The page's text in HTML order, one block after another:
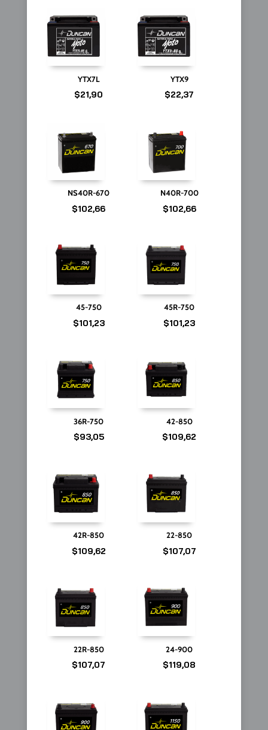
YTX7L
$21,90
YTX9
$22,37
NS40R-670
$102,66
N40R-700
$102,66
45-750
$101,23
45R-750
$101,23
36R-750
$93,05
42-850
$109,62
42R-850
$109,62
22-850
$107,07
22R-850
$107,07
24-900
$119,08